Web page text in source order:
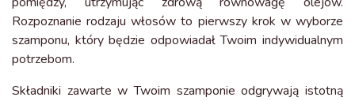
Rozpoznanie rodzaju włosów to pierwszy krok w wyborze
szamponu, który będzie odpowiadał Twoim indywidualnym
potrzebom.
Składniki zawarte w Twoim szamponie odgrywają istotną